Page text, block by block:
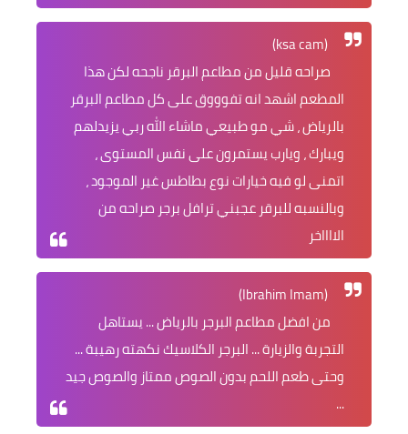
(ksa cam)
صراحه قليل من مطاعم البرقر ناجحه لكن هذا
المطعم اشهد انه تفوووق على كل مطاعم البرقر
بالرياض ، شي مو طبيعي ماشاء الله ربي يزيدلهم
ويبارك ، ويارب يستمرون على نفس المستوى ،
اتمنى لو فيه خيارات نوع بطاطس غير الموجود ،
وبالنسبه للبرقر عجبني ترافل برجر صراحه من
الااااخر
(Ibrahim Imam)
من افضل مطاعم البرجر بالرياض ... يستاهل
التجربة والزيارة ... البرجر الكلاسيك نكهته رهيبة ...
وحتى طعم اللحم بدون الصوص ممتاز والصوص جيد
...